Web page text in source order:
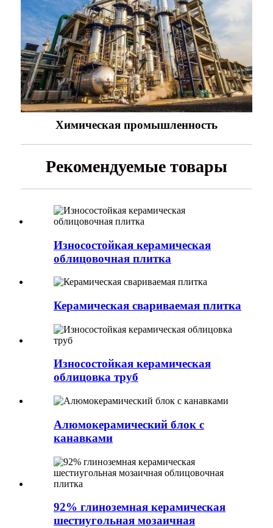
Химическая промышленность
Рекомендуемые товары
Износостойкая керамическая
облицовочная плитка
Керамическая свариваемая плитка
Износостойкая керамическая
облицовка труб
Алюмокерамический блок с
канавками
92% глиноземная керамическая
шестиугольная мозаичная